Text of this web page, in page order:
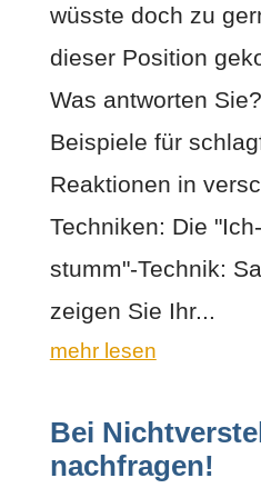
wüsste doch zu
dieser Position
Was antworten
Beispiele für
Reaktionen in
Techniken: Die
stumm"-Technik:
zeigen Sie Ihr...
mehr lesen
Bei
nachfragen!